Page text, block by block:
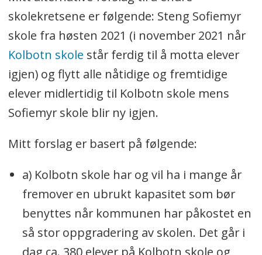
skolekretsene er følgende: Steng Sofiemyr
skole fra høsten 2021 (i november 2021 når
Kolbotn skole står ferdig til å motta elever
igjen) og flytt alle nåtidige og fremtidige
elever midlertidig til Kolbotn skole mens
Sofiemyr skole blir ny igjen.
Mitt forslag er basert på følgende:
a) Kolbotn skole har og vil ha i mange år
fremover en ubrukt kapasitet som bør
benyttes når kommunen har påkostet en
så stor oppgradering av skolen. Det går i
dag ca. 380 elever på Kolbotn skole og